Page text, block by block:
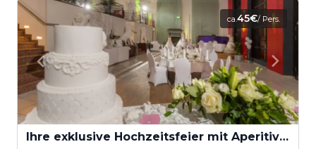
ca.45€/ Pers.
Ihre exklusive Hochzeitsfeier mit Aperitivo Empfang am Wasser